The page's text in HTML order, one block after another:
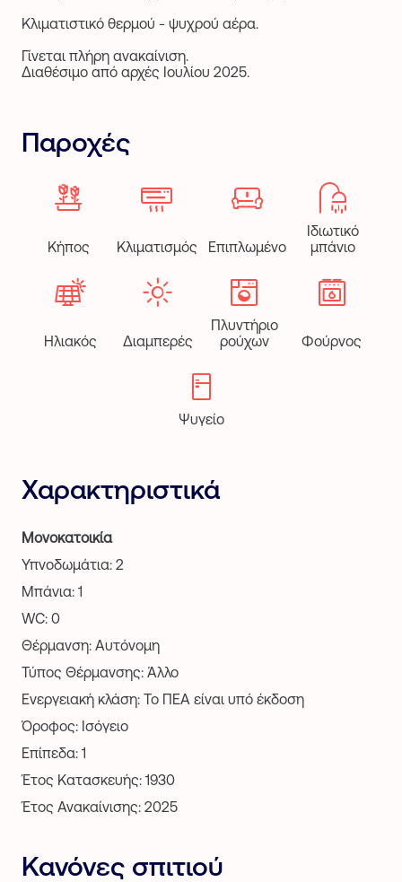
Κλιματιστικό θερμού - ψυχρού αέρα.‎
Γίνεται πλήρη ανακαίνιση. ‎
Διαθέσιμο από αρχές Ιουλίου 2025.
Χαρακτηριστικά
Μονοκατοικία
Υπνοδωμάτια: 2
Μπάνια: 1
WC: 0
Θέρμανση: Αυτόνομη
Τύπος Θέρμανσης: Άλλο
Ενεργειακή κλάση: Το ΠΕΑ είναι υπό έκδοση
Όροφος: Ισόγειο
Επίπεδα: 1
Έτος Κατασκευής: 1930
Έτος Ανακαίνισης: 2025
Κανόνες σπιτιού
Παροχές
Κήπος Κλιματισμός Επιπλωμένο
Ιδιωτικό
μπάνιο
Ηλιακός Διαμπερές
Πλυντήριο
ρούχων
Φούρνος
Ψυγείο